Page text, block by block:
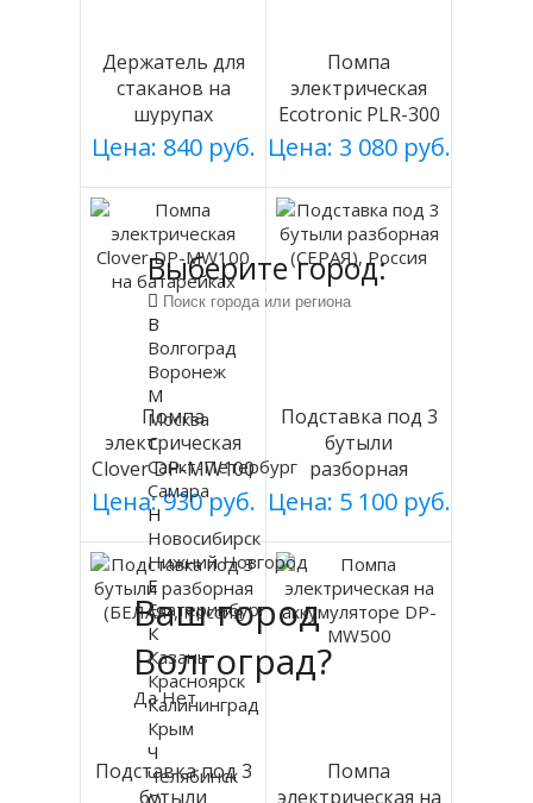
Держатель для
стаканов на
шурупах
СЕРЕБРИСТЫЙ
мод 003
Цена: 840 руб.
Помпа
электрическая
Ecotronic PLR-300
white
Цена: 3 080 руб.
Помпа
электрическая
Clover DP-MW100
на батарейках
Цена: 930 руб.
Подставка под 3
бутыли
разборная
(СЕРАЯ), Россия
Цена: 5 100 руб.
Подставка под 3
бутыли
Помпа
электрическая на
Ваш город
Волгоград?
Да Нет
Выберите город:
В
Волгоград
Воронеж
М
Москва
С
Санкт-Петербург
Самара
Н
Новосибирск
Нижний Новгород
Е
Екатеринбург
К
Казань
Красноярск
Калининград
Крым
Ч
Челябинск